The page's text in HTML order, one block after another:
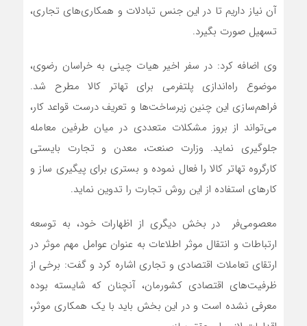
آن نیاز داریم تا در این جنس تبادلات و همکاری‌های تجاری،
تسهیل صورت بگیرد.
وی اضافه کرد: در سفر اخیر هیات چینی به خراسان رضوی،
موضوع راه‌اندازی پلتفرمی برای تهاتر کالا مطرح شد.
فراهم‌سازی این چنین زیرساخت‌ها و تعریف درست قواعد کار،
می‌تواند از بروز مشکلات متعددی در میان طرفین معامله
جلوگیری نماید. وزارت صنعت، معدن و تجارت بایستی
کارگروه تهاتر کالا را فعال نموده و بستری برای پیگیری ساز و
کارهای استفاده از این روش تجارت را تدوین نماید.
معصومی‌‌فر در بخش دیگری از اظهارات خود، به توسعه
ارتباطات و انتقال موثر اطلاعات به عنوان عوامل مهم موثر در
ارتقای تعاملات اقتصادی و تجاری اشاره کرد و گفت: برخی از
ظرفیت‌های اقتصادی کشورمان، آنچنان که شایسته بوده
معرفی نشده است و در این بخش باید با یک همکاری موثر،